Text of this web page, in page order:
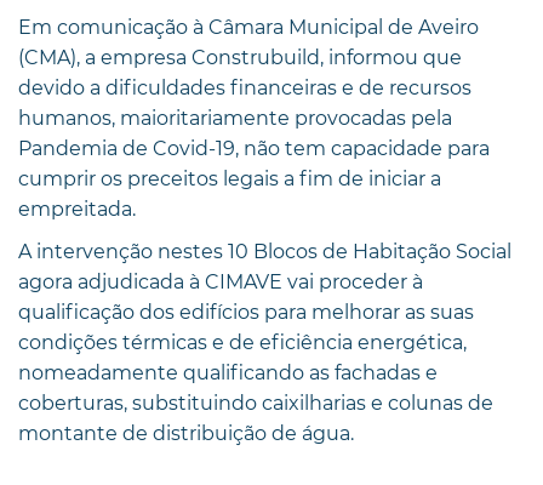
Em comunicação à Câmara Municipal de Aveiro
(CMA), a empresa Construbuild, informou que
devido a dificuldades financeiras e de recursos
humanos, maioritariamente provocadas pela
Pandemia de Covid-19, não tem capacidade para
cumprir os preceitos legais a fim de iniciar a
empreitada.
A intervenção nestes 10 Blocos de Habitação Social
agora adjudicada à CIMAVE vai proceder à
qualificação dos edifícios para melhorar as suas
condições térmicas e de eficiência energética,
nomeadamente qualificando as fachadas e
coberturas, substituindo caixilharias e colunas de
montante de distribuição de água.